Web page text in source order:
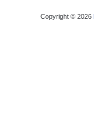
Copyright © 2026